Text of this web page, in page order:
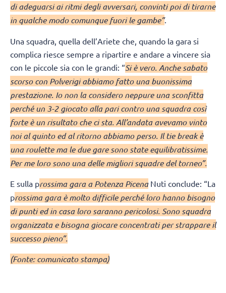
di adeguarsi ai ritmi degli avversari, convinti poi di tirarne
in qualche modo comunque fuori le gambe”.
Una squadra, quella dell’Ariete che, quando la gara si
complica riesce sempre a ripartire e andare a vincere sia
con le piccole sia con le grandi: “Si è vero. Anche sabato
scorso con Polverigi abbiamo fatto una buonissima
prestazione. Io non la considero neppure una sconfitta
perché un 3-2 giocato alla pari contro una squadra così
forte è un risultato che ci sta. All’andata avevamo vinto
noi al quinto ed al ritorno abbiamo perso. Il tie break è
una roulette ma le due gare sono state equilibratissime.
Per me loro sono una delle migliori squadre del torneo”.
E sulla prossima gara a Potenza PicenaNuti conclude: “La
prossima gara è molto difficile perché loro hanno bisogno
di punti ed in casa loro saranno pericolosi. Sono squadra
organizzata e bisogna giocare concentrati per strappare il
successo pieno”.
(Fonte: comunicato stampa)